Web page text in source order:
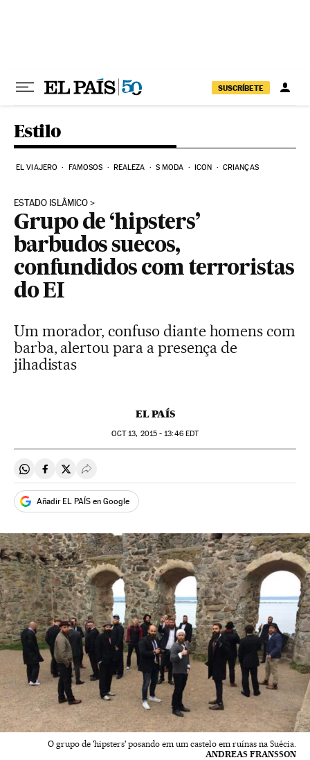
SUSCRÍBETE
Estilo
EL VIAJERO FAMOSOS REALEZA S MODA ICON CRIANÇAS
ESTADO ISLÂMICO
Grupo de ‘hipsters’
barbudos suecos,
confundidos com terroristas
do EI
Um morador, confuso diante homens com
barba, alertou para a presença de
jihadistas
EL PAÍS
OCT13, 2015 - 13:46EDT
Compartir en Whatsapp
Compartir en Facebook
Compartir en Twitter
Desplegar Redes Sociales
Añadir EL PAÍS en Google
O grupo de 'hipsters' posando em um castelo em ruínas na Suécia.
ANDREAS FRANSSON